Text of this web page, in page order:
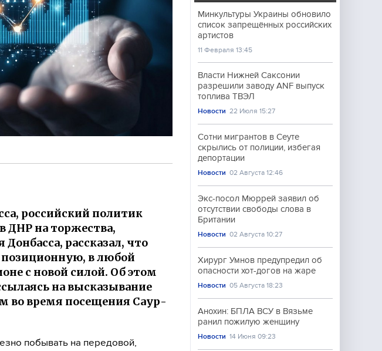
российский политик
ДНР на торжества,
рассказал, что
позиционную, в любой
с новой силой. Об этом
на высказывание
во время посещения Саур-
побывать на передовой,
Минкультуры Украины обновило
список запрещённых российских
артистов
11 Февраля 13:45
Власти Нижней Саксонии
разрешили заводу ANF выпуск
топлива ТВЭЛ
Новости 22 Июля 15:27
Сотни мигрантов в Сеуте
скрылись от полиции, избегая
депортации
Новости 02 Августа 12:46
Экс-посол Мюррей заявил об
отсутствии свободы слова в
Британии
Новости 02 Августа 10:27
Хирург Умнов предупредил об
опасности хот-догов на жаре
Новости 05 Августа 18:23
Анохин: БПЛА ВСУ в Вязьме
ранил пожилую женщину
Новости 14 Июня 09:23